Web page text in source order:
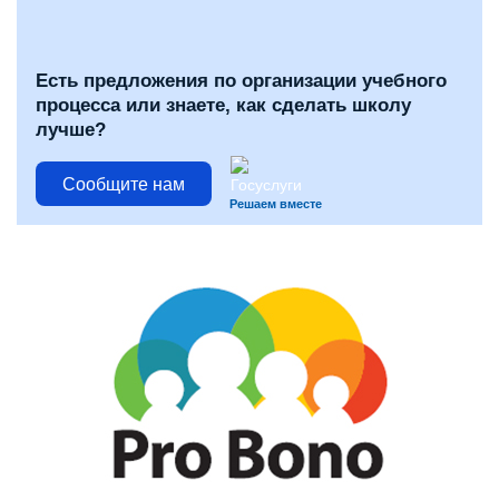
Есть предложения по организации учебного
процесса или знаете, как сделать школу
лучше?
Сообщите нам
Решаем вместе